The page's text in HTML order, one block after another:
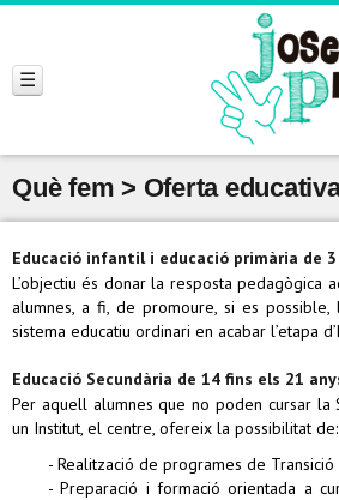
Què fem > Oferta
Educació infantil i educació primària de
L’objectiu és donar la resposta pedagògica
alumnes, a fi, de promoure, si es
sistema educatiu ordinari en acabar l’etapa
Educació Secundària de 14 fins els 21
Per aquell alumnes que no poden cursar la
un Institut, el centre, ofereix la possibilitat de:
- Realització de programes de
- Preparació i formació orientada a